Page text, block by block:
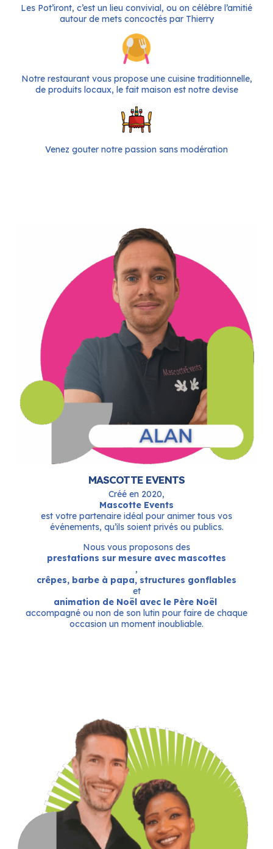
Les Pot’iront, c’est un lieu convivial, ou on célèbre l’amitié
autour de mets concoctés par Thierry
Notre restaurant vous propose une cuisine traditionnelle,
de produits locaux, le fait maison est notre devise
Venez gouter notre passion sans modération
MASCOTTE EVENTS
Créé en 2020,
Mascotte Events
est votre partenaire idéal pour animer tous vos
événements, qu’ils soient privés ou publics.
Nous vous proposons des
prestations sur mesure avec mascottes
,
crêpes, barbe à papa, structures gonflables
et
animation de Noël avec le Père Noël
accompagné ou non de son lutin pour faire de chaque
occasion un moment inoubliable.